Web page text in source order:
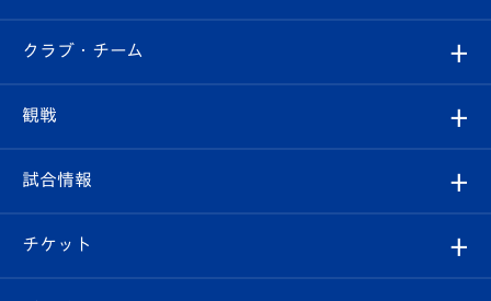
すべて
クラブ
試合情報
クラブ・チーム
クラブ概要
エンブレム紹介
観戦
観戦ルール
はじめての観戦ガイド
試合情報
試合日程/結果
チケット